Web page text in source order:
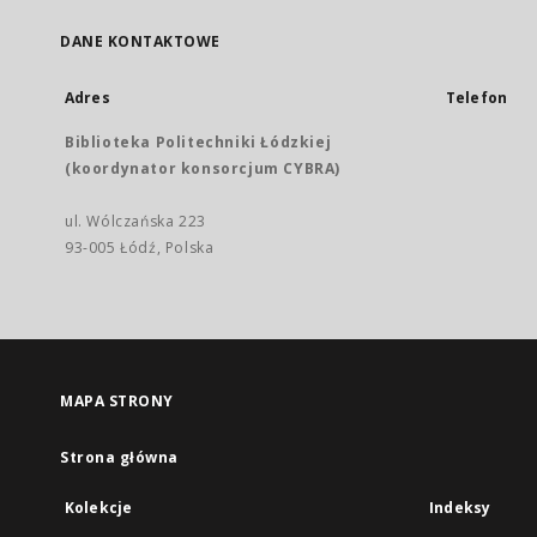
DANE KONTAKTOWE
Adres
Biblioteka Politechniki Łódzkiej
(koordynator konsorcjum CYBRA)
ul. Wólczańska 223
93-005 Łódź, Polska
Telefon
MAPA STRONY
Strona główna
Kolekcje Indeksy